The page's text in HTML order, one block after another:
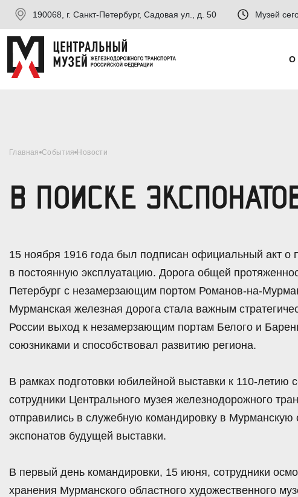
190068, г. Санкт-Петербург, Садовая ул., д. 50 Музей
О
Главная События Новости
В ПОИСКЕ
15 ноября 1916 года был подписан официальный акт о
в постоянную эксплуатацию. Дорога общей
Петербург с незамерзающим портом Романов-на-
Мурманская железная дорога стала важным
России выход к незамерзающим портам Белого и
союзниками и способствовал развитию региона.
В рамках подготовки юбилейной выставки к 110-летию
сотрудники Центрального музея железнодорожного
отправились в служебную командировку в
экспонатов будущей выставки.
В первый день командировки, 15 июня, сотрудники
хранения Мурманского областного художественного